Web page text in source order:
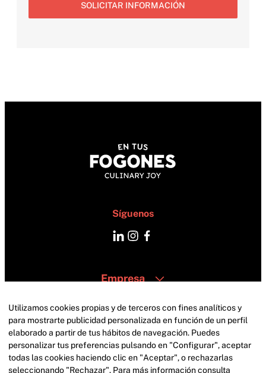
SOLICITAR INFORMACIÓN
Síguenos
Empresa
Zonas
Contacto
Utilizamos cookies propias y de terceros con fines analíticos y
para mostrarte publicidad personalizada en función de un perfil
elaborado a partir de tus hábitos de navegación. Puedes
personalizar tus preferencias pulsando en "Configurar", aceptar
todas las cookies haciendo clic en "Aceptar", o rechazarlas
seleccionando "Rechazar". Para más información consulta